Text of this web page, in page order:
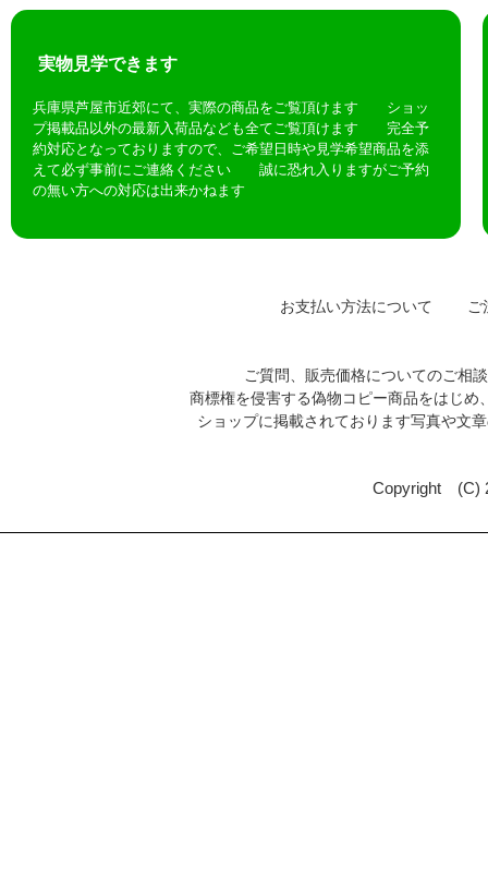
実物見学できます
兵庫県芦屋市近郊にて、実際の商品をご覧頂けます ショッ
プ掲載品以外の最新入荷品なども全てご覧頂けます 完全予
約対応となっておりますので、ご希望日時や見学希望商品を添
えて必ず事前にご連絡ください 誠に恐れ入りますがご予約
の無い方への対応は出来かねます
お支払い方法について ご
ご質問、販売価格についてのご相
商標権を侵害する偽物コピー商品をはじ
ショップに掲載されております写真や
Copyright (C)